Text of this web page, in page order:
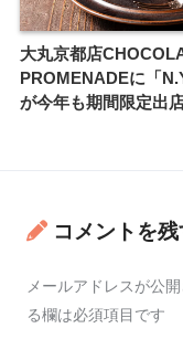
大丸京都店
PROMENADEに「
が今年も期間限定出
コメントを残
メールアドレスが公
る欄は必須項目です